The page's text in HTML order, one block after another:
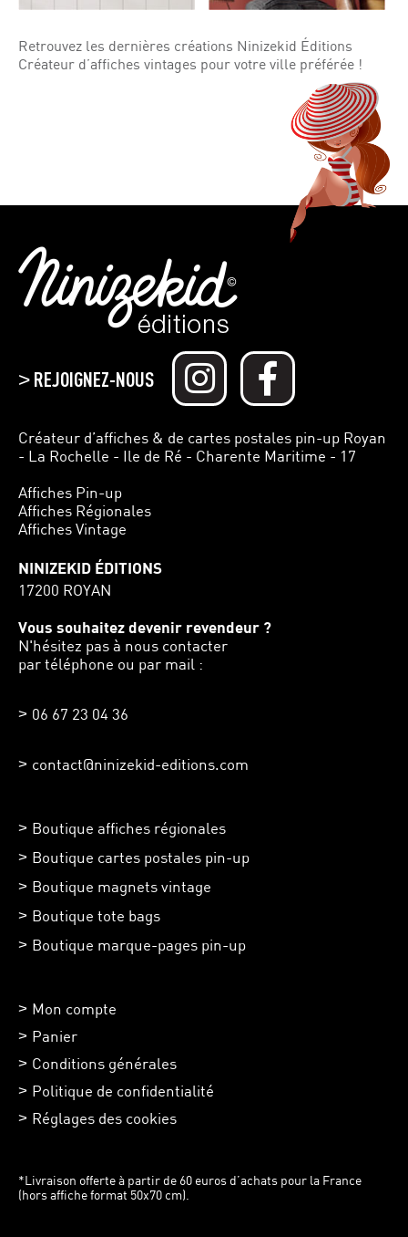
Retrouvez les dernières créations Ninizekid Éditions
Créateur d’affiches vintages pour votre ville préférée !
>REJOIGNEZ-NOUS
Créateur d’affiches & de cartes postales pin-up Royan
- La Rochelle - Ile de Ré - Charente Maritime - 17
Affiches Pin-up
Affiches Régionales
Affiches Vintage
NINIZEKID ÉDITIONS
17200 ROYAN
Vous souhaitez devenir revendeur ?
N'hésitez pas à nous contacter
par téléphone ou par mail :
06 67 23 04 36
contact@ninizekid-editions.com
Boutique affiches régionales
Boutique cartes postales pin-up
Boutique magnets vintage
Boutique tote bags
Boutique marque-pages pin-up
Mon compte
Panier
Conditions générales
Politique de confidentialité
Réglages des cookies
*Livraison offerte à partir de 60 euros d’achats pour la France
(hors affiche format 50x70 cm).